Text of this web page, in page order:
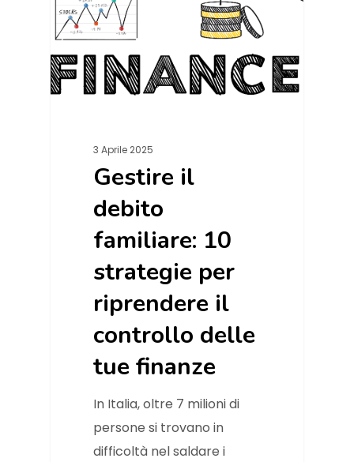
3 Aprile 2025
Gestire il
debito
familiare: 10
strategie per
riprendere il
controllo delle
tue finanze
In Italia, oltre 7 milioni di
persone si trovano in
difficoltà nel saldare i